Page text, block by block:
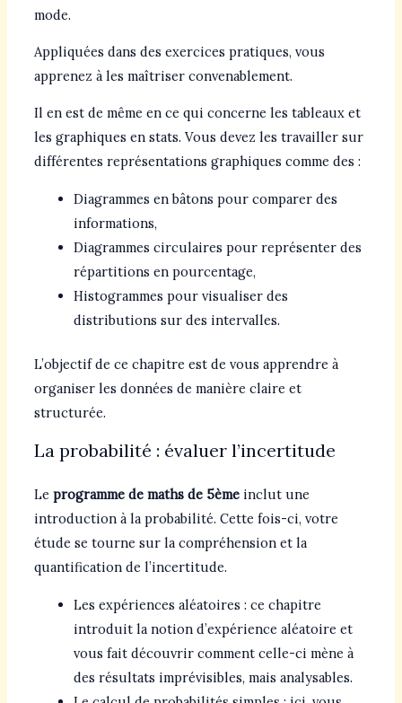
mode.
Appliquées dans des exercices pratiques, vous
apprenez à les maîtriser convenablement.
Il en est de même en ce qui concerne les tableaux et
les graphiques en stats. Vous devez les travailler sur
différentes représentations graphiques comme des :
Diagrammes en bâtons pour comparer des
informations,
Diagrammes circulaires pour représenter des
répartitions en pourcentage,
Histogrammes pour visualiser des
distributions sur des intervalles.
L’objectif de ce chapitre est de vous apprendre à
organiser les données de manière claire et
structurée.
La probabilité : évaluer l’incertitude
Le programme de maths de 5èmeinclut une
introduction à la probabilité. Cette fois-ci, votre
étude se tourne sur la compréhension et la
quantification de l’incertitude.
Les expériences aléatoires : ce chapitre
introduit la notion d’expérience aléatoire et
vous fait découvrir comment celle-ci mène à
des résultats imprévisibles, mais analysables.